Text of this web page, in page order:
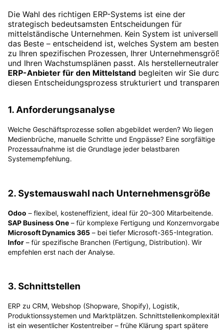
Die Wahl des richtigen ERP-Systems ist eine der
strategisch bedeutsamsten Entscheidungen für
mittelständische Unternehmen. Kein System ist universell
das Beste – entscheidend ist, welches System am besten
zu Ihren spezifischen Prozessen, Ihrer
und Ihren Wachstumsplänen passt. Als herstellerneutraler
ERP-Anbieter für den Mittelstand begleiten wir Sie
diesen Entscheidungsprozess strukturiert und
1. Anforderungsanalyse
Welche Geschäftsprozesse sollen abgebildet werden? Wo liegen
Medienbrüche, manuelle Schritte und Engpässe? Eine sorgfältige
Prozessaufnahme ist die Grundlage jeder belastbaren
Systemempfehlung.
2. Systemauswahl nach Unternehmensgröße
Odoo – flexibel, kosteneffizient, ideal für 20–300 Mitarbeitende.
SAP Business One – für komplexe Fertigung und
Microsoft Dynamics 365 – bei tiefer Microsoft-365-Integration.
Infor – für spezifische Branchen (Fertigung, Distribution). Wir
empfehlen erst nach der Analyse.
3. Schnittstellen
ERP zu CRM, Webshop (Shopware, Shopify), Logistik,
Produktionssystemen und Marktplätzen.
ist ein wesentlicher Kostentreiber – frühe Klärung spart spätere